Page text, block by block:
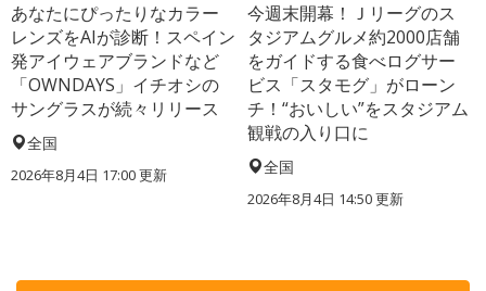
あなたにぴったりなカラー
レンズをAIが診断！スペイン
発アイウェアブランドなど
「OWNDAYS」イチオシの
サングラスが続々リリース
全国
2026年8月4日 17:00更新
今週末開幕！Ｊリーグのス
タジアムグルメ約2000店舗
をガイドする食べログサー
ビス「スタモグ」がローン
チ！“おいしい”をスタジアム
観戦の入り口に
全国
2026年8月4日 14:50更新